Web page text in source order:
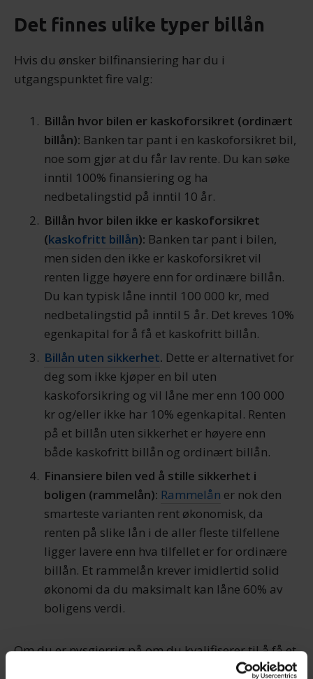
Det finnes ulike typer billån
Hvis du ønsker bilfinansiering har du i
utgangspunktet fire valg:
Billån hvor bilen er kaskoforsikret (ordinært
billån): Banken tar pant i en kaskoforsikret bil,
noe som gjør at du får lav rente. Du kan søke
inntil 100% finansiering og ha
nedbetalingstid på inntil 10 år.
Billån hvor bilen ikke er kaskoforsikret
(kaskofritt billån): Banken tar pant i bilen,
men siden den ikke er kaskoforsikret vil
renten ligge høyere enn for ordinære billån.
Du kan typisk låne inntil 100 000 kr, med
nedbetalingstid på inntil 5 år. Det kreves 10%
egenkapital for å få et kaskofritt billån.
Billån uten sikkerhet. Dette er alternativet for
deg som ikke kjøper en bil uten
kaskoforsikring og vil låne mer enn 100 000
kr og/eller ikke har 10% egenkapital. Renten
på et billån uten sikkerhet er høyere enn
både kaskofritt billån og ordinært billån.
Finansiere bilen ved å stille sikkerhet i
boligen (rammelån): Rammelån er nok den
smarteste varianten rent økonomisk, da
renten på slike lån i de aller fleste tilfellene
ligger lavere enn hva tilfellet er for ordinære
billån. Et rammelån krever imidlertid solid
økonomi da du maksimalt kan låne 60% av
boligens verdi.
Om du er nysgjerrig på om du kvalifiserer til å få et
gunstig billån kan du fylle ut skjemaet på denne